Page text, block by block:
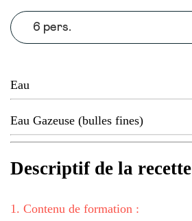
6 pers.
Eau
Eau Gazeuse (bulles fines)
Descriptif de la recette
1 . Contenu de formation :